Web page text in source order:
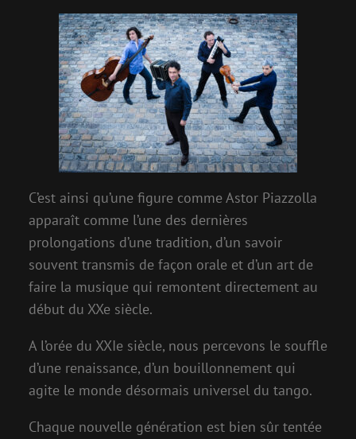
C’est ainsi qu’une figure comme Astor Piazzolla
apparaît comme l’une des dernières
prolongations d’une tradition, d’un savoir
souvent transmis de façon orale et d’un art de
faire la musique qui remontent directement au
début du XXe siècle.
A l’orée du XXIe siècle, nous percevons le souffle
d’une renaissance, d’un bouillonnement qui
agite le monde désormais universel du tango.
Chaque nouvelle génération est bien sûr tentée